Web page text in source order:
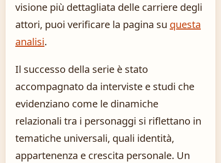
visione più dettagliata delle carriere degli
attori, puoi verificare la pagina su questa
analisi.
Il successo della serie è stato
accompagnato da interviste e studi che
evidenziano come le dinamiche
relazionali tra i personaggi si riflettano in
tematiche universali, quali identità,
appartenenza e crescita personale. Un